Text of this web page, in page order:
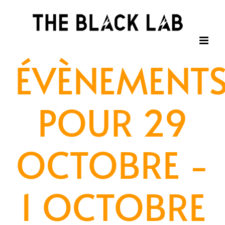
POUR 29
OCTOBRE -
1 OCTOBRE